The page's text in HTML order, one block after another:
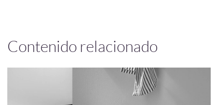
Contenido relacionado